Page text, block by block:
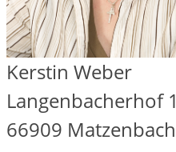
Kerstin Weber
Langenbacherhof 1
66909 Matzenbach